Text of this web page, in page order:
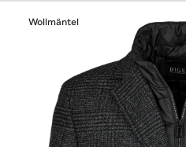
Wollmäntel